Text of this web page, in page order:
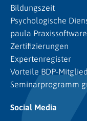
Bildungszeit
Psychologische
paula
Zertifizierungen
Expertenregister
Vorteile BDP-
Seminarprogramm
Social Media